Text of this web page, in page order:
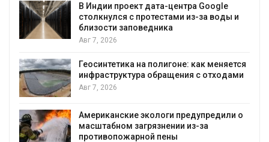
В Индии проект дата-центра Google
столкнулся с протестами из-за воды и
близости заповедника
Авг 7, 2026
Геосинтетика на полигоне: как меняется
инфраструктура обращения с отходами
Авг 7, 2026
Американские экологи предупредили о
масштабном загрязнении из-за
противопожарной пены